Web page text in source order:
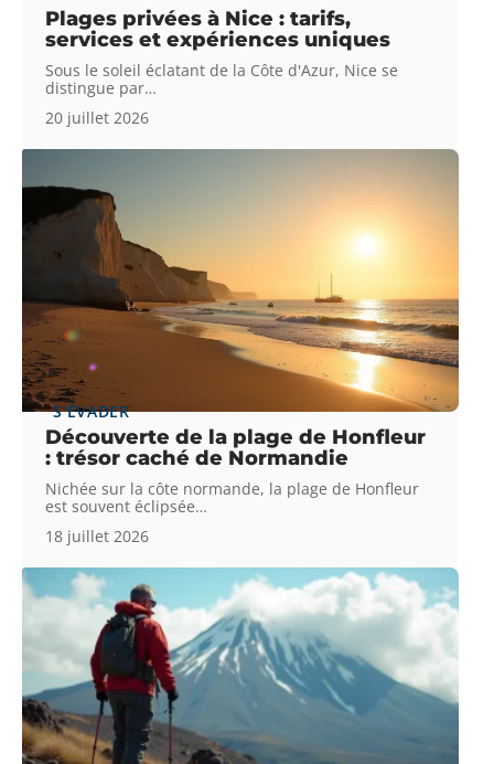
Plages privées à Nice : tarifs,
services et expériences uniques
Sous le soleil éclatant de la Côte d'Azur, Nice se
distingue par…
20 juillet 2026
S'ÉVADER
Découverte de la plage de Honfleur
: trésor caché de Normandie
Nichée sur la côte normande, la plage de Honfleur
est souvent éclipsée…
18 juillet 2026